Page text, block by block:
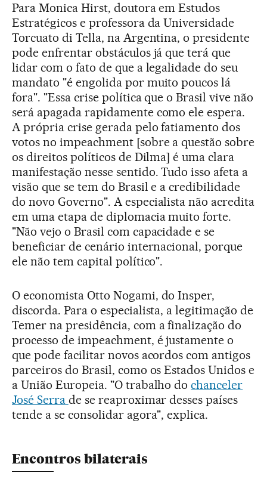
Para Monica Hirst, doutora em Estudos
Estratégicos e professora da Universidade
Torcuato di Tella, na Argentina, o presidente
pode enfrentar obstáculos já que terá que
lidar com o fato de que a legalidade do seu
mandato "é engolida por muito poucos lá
fora". "Essa crise política que o Brasil vive não
será apagada rapidamente como ele espera.
A própria crise gerada pelo fatiamento dos
votos no impeachment [sobre a questão sobre
os direitos políticos de Dilma] é uma clara
manifestação nesse sentido. Tudo isso afeta a
visão que se tem do Brasil e a credibilidade
do novo Governo". A especialista não acredita
em uma etapa de diplomacia muito forte.
"Não vejo o Brasil com capacidade e se
beneficiar de cenário internacional, porque
ele não tem capital político".
O economista Otto Nogami, do Insper,
discorda. Para o especialista, a legitimação de
Temer na presidência, com a finalização do
processo de impeachment, é justamente o
que pode facilitar novos acordos com antigos
parceiros do Brasil, como os Estados Unidos e
a União Europeia. "O trabalho dochanceler
José Serra de se reaproximar desses países
tende a se consolidar agora", explica.
Encontros bilaterais